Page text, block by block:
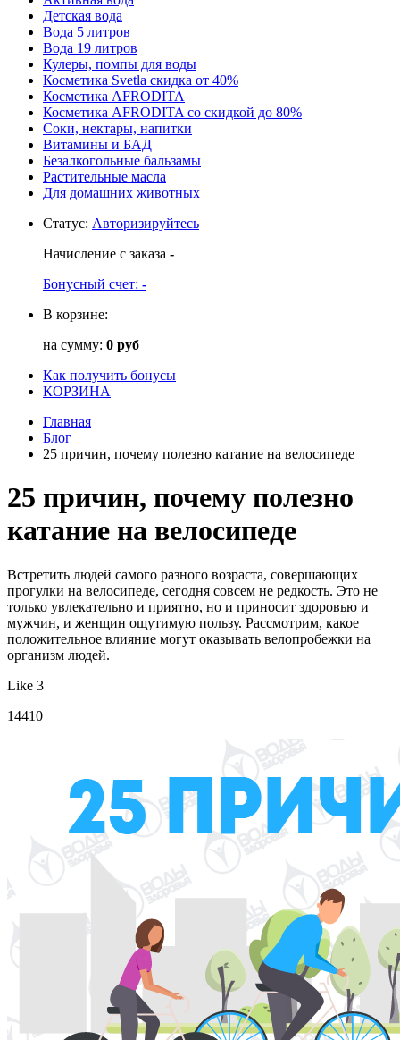
Детская вода
Вода 5 литров
Вода 19 литров
Кулеры, помпы для воды
Косметика Svetla скидка от 40%
Косметика AFRODITA
Косметика AFRODITA со скидкой до 80%
Соки, нектары, напитки
Витамины и БАД
Безалкогольные бальзамы
Растительные масла
Для домашних животных
Статус: Авторизируйтесь
Начисление с заказа -
Бонусный счет: -
В корзине:
на сумму: 0 руб
Как получить бонусы
КОРЗИНА
Главная
Блог
25 причин, почему полезно катание на велосипеде
25 причин, почему полезно
катание на велосипеде
Встретить людей самого разного возраста, совершающих
прогулки на велосипеде, сегодня совсем не редкость. Это не
только увлекательно и приятно, но и приносит здоровью и
мужчин, и женщин ощутимую пользу. Рассмотрим, какое
положительное влияние могут оказывать велопробежки на
организм людей.
Like 3
14410